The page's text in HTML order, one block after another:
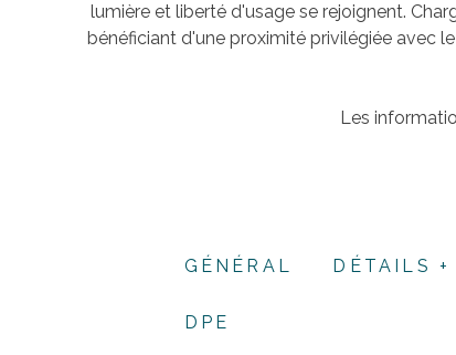
lumière et liberté d'usage se rejoignent.
bénéficiant d'une proximité privilégiée avec
Les
GÉNÉRAL DÉTAILS +
DPE